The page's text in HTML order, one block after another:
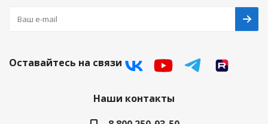
Оставайтесь на связи
Наши контакты